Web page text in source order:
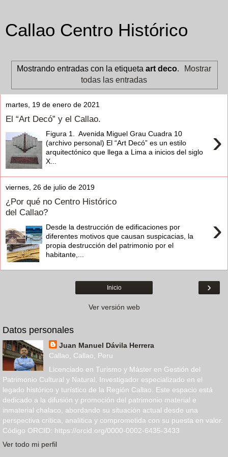
Callao Centro Histórico
Mostrando entradas con la etiqueta art deco.
Mostrar
todas las entradas
martes, 19 de enero de 2021
El “Art Decó” y el Callao.
›
Figura 1. Avenida Miguel Grau Cuadra 10
(archivo personal) El “Art Decó” es un estilo
arquitectónico que llega a Lima a inicios del siglo
X...
viernes, 26 de julio de 2019
¿Por qué no Centro Histórico
del Callao?
›
Desde la destrucción de edificaciones por
diferentes motivos que causan suspicacias, la
propia destrucción del patrimonio por el
habitante,...
›
Inicio
Ver versión web
Datos personales
Juan Manuel Dávila Herrera
Callao, Callao, Peru
Licenciado en Turismo y Máster en Gestión del
Patrimonio Cultural y Natural. Investigador especializado en el
legado histórico y turístico de la Región Callao. Este espacio está
dedicado a la difusión y promoción del patrimonio material e
inmaterial chalaco, abordando su situación actual desde una
perspectiva crítica, analítica y comprometida con su puesta en valor.
Código ORCID: https://orcid.org/0000-0002-6435-3433
Ver todo mi perfil